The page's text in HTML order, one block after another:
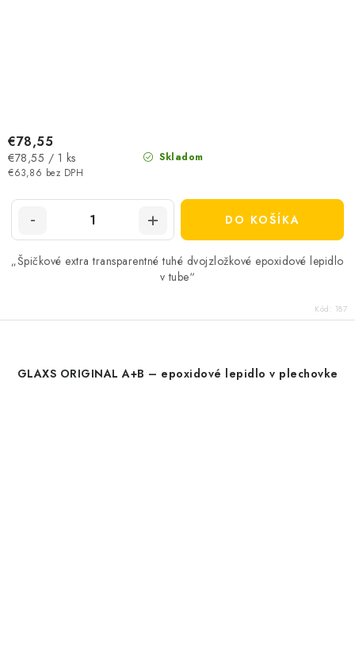
Skladom
€63,86 bez DPH
€78,55
Jednotková
cena:
€78,55 / 1 ks
DO KOŠÍKA
„Špičkové extra transparentné tuhé dvojzložkové epoxidové lepidlo
v tube“
Kód: 187
GLAXS ORIGINAL A+B – epoxidové lepidlo v plechovke